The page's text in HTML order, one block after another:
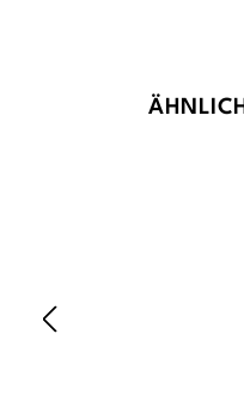
Produktgalerie